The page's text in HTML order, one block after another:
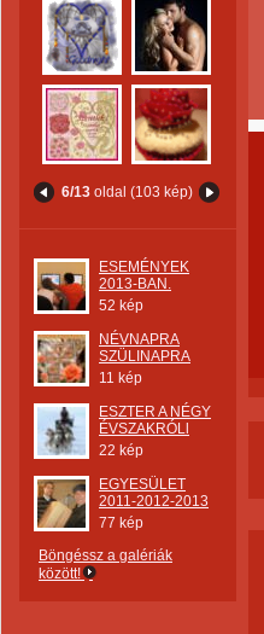
6/13 oldal (103 kép)
ESEMÉNYEK
2013-BAN.
52 kép
NÉVNAPRA
SZÜLINAPRA
11 kép
ESZTER A NÉGY
ÉVSZAKRÓLl
22 kép
EGYESÜLET
2011-2012-2013
77 kép
Böngéssz a galériák
között!